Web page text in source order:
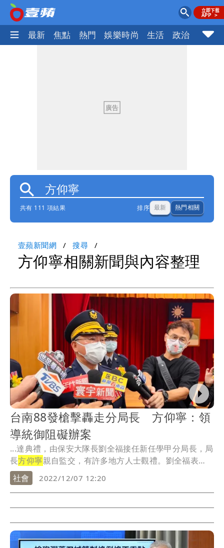
最新 焦點 熱門 娛樂時尚 生活 政治 社會
共有 111 項結果 排序 最新 熱門相關
壹蘋新聞網 搜尋
方仰寧相關新聞與內容整理
台南88發槍擊轟走分局長 方仰寧：領
導統御阻礙辦案
...達典禮，由保安大隊長劉全福接任新任學甲分局長，局
長方仰寧親自監交，有許多地方人士觀禮。劉全福表
示，會...
社會 2022/12/07 12:20